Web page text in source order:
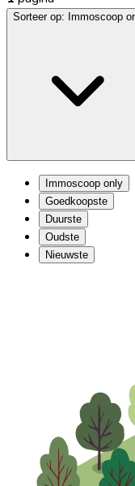
Sorteer op: Immoscoop
Immoscoop only
Goedkoopste
Duurste
Oudste
Nieuwste